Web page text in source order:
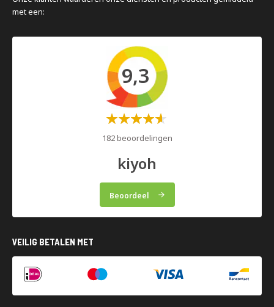
met een:
9,3
Waardering:
182 beoordelingen
kiyoh
Beoordeel
VEILIG BETALEN MET